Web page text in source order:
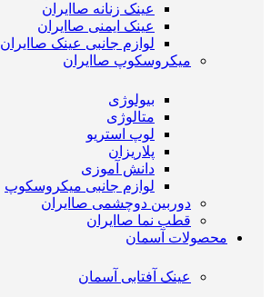
عینک زنانه صاایران
عینک ایمنی صاایران
لوازم جانبی عینک صاایران
میکروسکوپ صاایران
بیولوژی
متالوژی
لوپ استریو
پلاریزان
دانش آموزی
لوازم جانبی میکروسکوپ
دوربین دوچشمی صاایران
قطب نما صاایران
محصولات آسمان
عینک آفتابی آسمان